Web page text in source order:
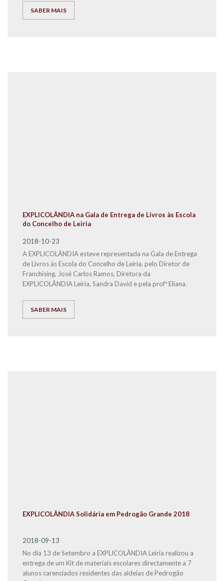
SABER MAIS
EXPLICOLÂNDIA na Gala de Entrega de Livros às Escola
do Concelho de Leiria
2018-10-23
A EXPLICOLÂNDIA esteve representada na Gala de Entrega
de Livros às Escola do Concelho de Leiria, pelo Diretor de
Franchising, José Carlos Ramos, Diretora da
EXPLICOLÂNDIA Leiria, Sandra David e pela profª Eliana.
SABER MAIS
EXPLICOLÂNDIA Solidária em Pedrogão Grande 2018
2018-09-13
No dia 13 de Setembro a EXPLICOLÂNDIA Leiria realizou a
entrega de um Kit de materiais escolares directamente a 7
alunos carenciados residentes das aldeias de Pedrogão